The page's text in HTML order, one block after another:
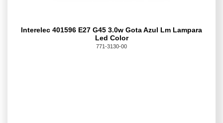
Interelec 401596 E27 G45 3.0w Gota Azul Lm Lampara
Led Color
771-3130-00